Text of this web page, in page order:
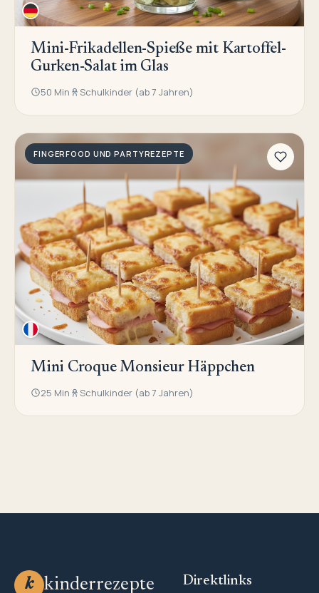
Mini-Frikadellen-Spieße mit Kartoffel-
Gurken-Salat im Glas
50 Min Schulkinder (ab 7 Jahren)
FINGERFOOD UND PARTYREZEPTE
Mini Croque Monsieur Häppchen
25 Min Schulkinder (ab 7 Jahren)
k kinderrezepte Direktlinks